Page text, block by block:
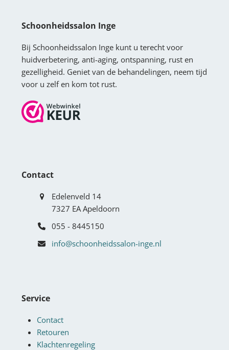
Schoonheidssalon Inge
Bij Schoonheidssalon Inge kunt u terecht voor
huidverbetering, anti-aging, ontspanning, rust en
gezelligheid. Geniet van de behandelingen, neem tijd
voor u zelf en kom tot rust.
Contact
Edelenveld 14
7327 EA Apeldoorn
055 - 8445150
info@schoonheidssalon-inge.nl
Service
Contact
Retouren
Klachtenregeling